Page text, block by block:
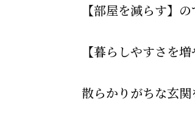
【部屋を減らす】の
【暮らしやすさを
散らかりがちな玄